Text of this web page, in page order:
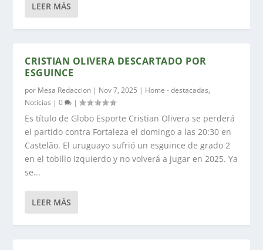
LEER MÁS
CRISTIAN OLIVERA DESCARTADO POR
ESGUINCE
por Mesa Redaccion | Nov 7, 2025 | Home - destacadas,
Noticias |0 |
Es título de Globo Esporte Cristian Olivera se perderá
el partido contra Fortaleza el domingo a las 20:30 en
Castelão. El uruguayo sufrió un esguince de grado 2
en el tobillo izquierdo y no volverá a jugar en 2025. Ya
se...
LEER MÁS